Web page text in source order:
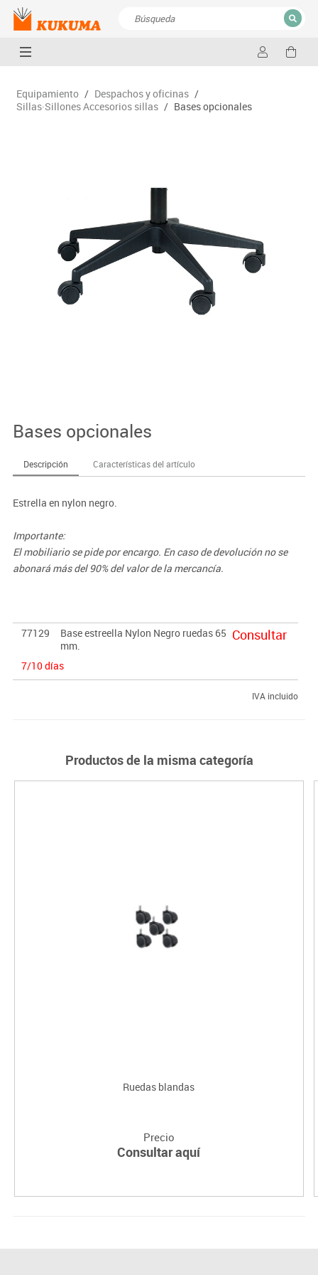
CERRAR
Equipamiento / Despachos y oficinas /
Sillas·Sillones Accesorios sillas / Bases opcionales
Bases opcionales
Descripción Características del artículo
Estrella en nylon negro.
Importante:
El mobiliario se pide por encargo. En caso de devolución no se
abonará más del 90% del valor de la mercancía.
77129
Base estreella Nylon Negro ruedas 65
mm.
7/10 días
Consultar
IVA incluido
Productos de la misma categoría
Ruedas blandas
Precio
Consultar aquí